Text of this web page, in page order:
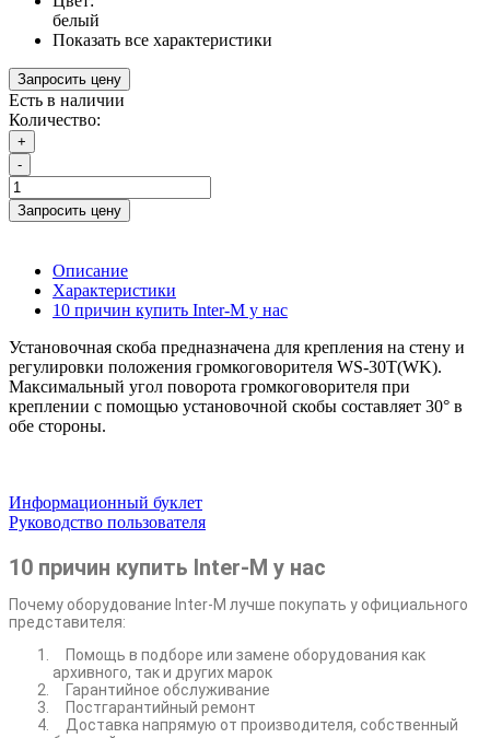
белый
Показать все характеристики
Запросить цену
Есть в наличии
Количество:
+
-
Запросить цену
Описание
Характеристики
10 причин купить Inter-M у нас
Установочная скоба предназначена для крепления на стену и
регулировки положения громкоговорителя WS-30T(WK).
Максимальный угол поворота громкоговорителя при
креплении с помощью установочной скобы составляет 30° в
обе стороны.
Информационный буклет
Руководство пользователя
10 причин купить Inter-M у нас
Почему оборудование Inter-M лучше покупать у официального
представителя:
Помощь в подборе или замене оборудования как
архивного, так и других марок
Гарантийное обслуживание
Постгарантийный ремонт
Доставка напрямую от производителя, собственный